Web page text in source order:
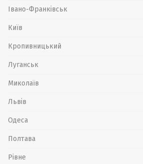
Івано-Франківськ
Київ
Кропивницький
Луганськ
Миколаїв
Львів
Одеса
Полтава
Рівне